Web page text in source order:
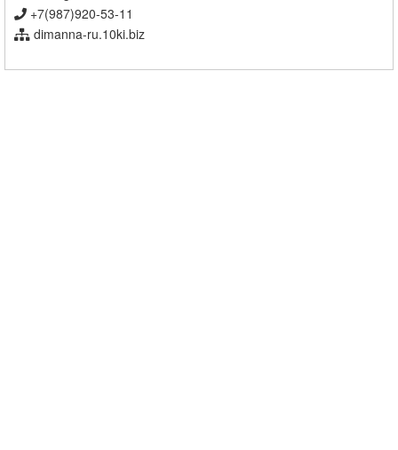
+7(987)920-53-11
dimanna-ru.10ki.biz